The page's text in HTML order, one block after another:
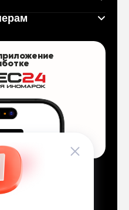
abcp.ru